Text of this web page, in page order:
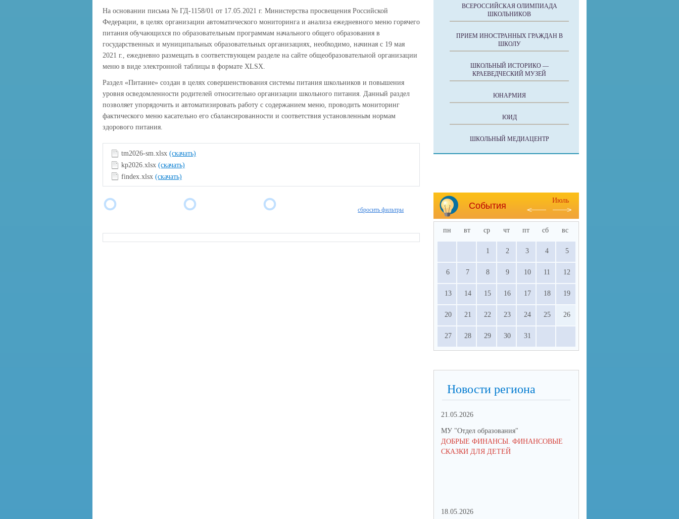
На основании письма № ГД-1158/01 от 17.05.2021 г. Министерства просвещения Российской
Федерации, в целях организации автоматического мониторинга и анализа ежедневного меню горячего
питания обучающихся по образовательным программам начального общего образования в
государственных и муниципальных образовательных организациях, необходимо, начиная с 19 мая
2021 г., ежедневно размещать в соответствующем разделе на сайте общеобразовательной организации
меню в виде электронной таблицы в формате XLSX.
Раздел «Питание» создан в целях совершенствования системы питания школьников и повышения
уровня осведомленности родителей относительно организации школьного питания. Данный раздел
позволяет упорядочить и автоматизировать работу с содержанием меню, проводить мониторинг
фактического меню касательно его сбалансированности и соответствия установленным нормам
здорового питания.
tm2026-sm.xlsx (скачать)
kp2026.xlsx (скачать)
findex.xlsx (скачать)
сбросить фильтры
ВСЕРОССИЙСКАЯ ОЛИМПИАДА
ШКОЛЬНИКОВ
ПРИЕМ ИНОСТРАННЫХ ГРАЖДАН В
ШКОЛУ
ШКОЛЬНЫЙ ИСТОРИКО —
КРАЕВЕДЧЕСКИЙ МУЗЕЙ
ЮНАРМИЯ
ЮИД
ШКОЛЬНЫЙ МЕДИАЦЕНТР
События
Июль
пн вт ср чт пт сб вс
1 2 3 4 5
6 7 8 9 10 11 12
13 14 15 16 17 18 19
20 21 22 23 24 25 26
27 28 29 30 31
Новости региона
21.05.2026
МУ "Отдел образования"
ДОБРЫЕ ФИНАНСЫ. ФИНАНСОВЫЕ
СКАЗКИ ДЛЯ ДЕТЕЙ
18.05.2026